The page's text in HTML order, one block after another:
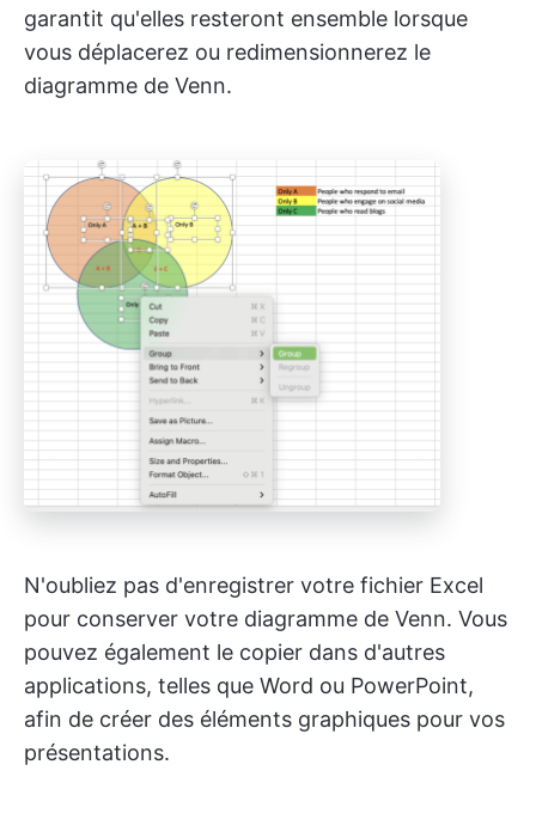
garantit qu'elles resteront ensemble lorsque
vous déplacerez ou redimensionnerez le
diagramme de Venn.
N'oubliez pas d'enregistrer votre fichier Excel
pour conserver votre diagramme de Venn. Vous
pouvez également le copier dans d'autres
applications, telles que Word ou PowerPoint,
afin de créer des éléments graphiques pour vos
présentations.